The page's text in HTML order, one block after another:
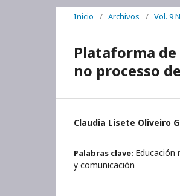
Inicio / Archivos / Vol. 9
Plataforma de
no processo
Claudia Lisete Oliveiro
Palabras clave: Educación
y comunicación